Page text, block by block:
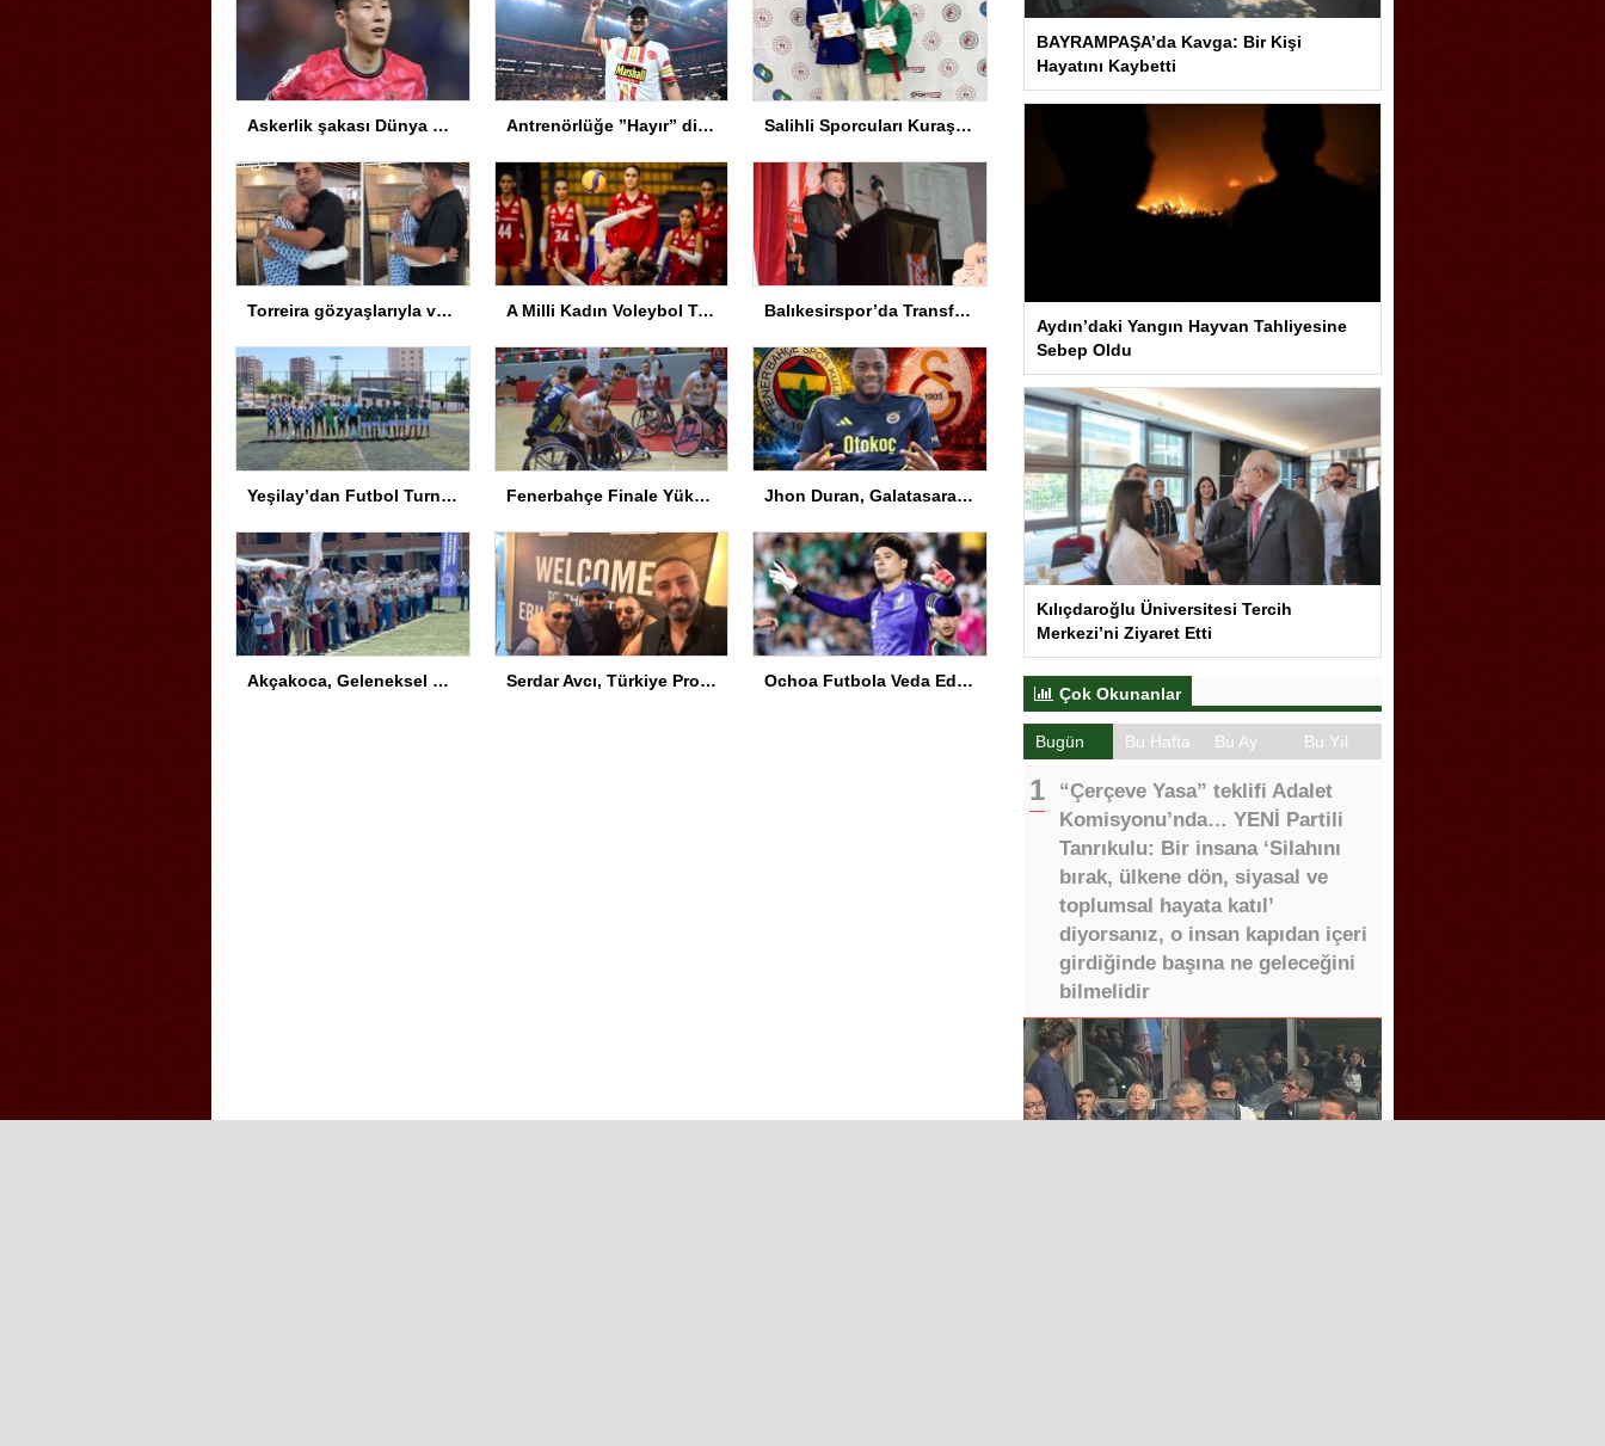
Askerlik şakası Dünya Kupası’nı karıştırdı! Güney Kore’den sert karar Antrenörlüğe ”Hayır” diyen Mertens, Galatasaray’dan bakın ne istedi Salihli Sporcuları Kuraş’ta Gururlandırdı
Torreira gözyaşlarıyla veda etti: Seni çok özleyeceğim A Milli Kadın Voleybol Takımı VNL’de Ankara’da Balıkesirspor’da Transferde Yeni Yaklaşım
Yeşilay’dan Futbol Turnuvası Fenerbahçe Finale Yükseldi Jhon Duran, Galatasaray ile anlaştı! İşte sözleşmesindeki özel madde
Akçakoca, Geleneksel Türk Okçuluğu Şampiyonası’na ev sahipliği yapıyor Serdar Avcı, Türkiye Profesyonel Boks Komisyonu Başkanı Seçildi Ochoa Futbola Veda Ediyor
BAYRAMPAŞA’da Kavga: Bir Kişi
Hayatını Kaybetti
Aydın’daki Yangın Hayvan Tahliyesine
Sebep Oldu
Kılıçdaroğlu Üniversitesi Tercih
Merkezi’ni Ziyaret Etti
Çok Okunanlar
Bugün Bu Hafta Bu Ay Bu Yıl
“Çerçeve Yasa” teklifi Adalet
Komisyonu’nda… YENİ Partili
Tanrıkulu: Bir insana ‘Silahını
bırak, ülkene dön, siyasal ve
toplumsal hayata katıl’
diyorsanız, o insan kapıdan içeri
girdiğinde başına ne geleceğini
bilmelidir